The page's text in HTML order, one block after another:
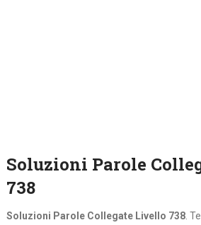
Soluzioni Parole
738
Soluzioni Parole Collegate Livello 738.